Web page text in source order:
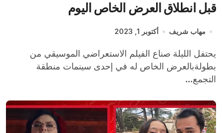
قبل انطلاق العرض الخاص اليوم
مهاب شريف أكتوبر 1, 2023
يحتفل الليلة صناع الفيلم الاستعراضي الموسيقي من
بطولةبالعرض الخاص له في إحدى سينمات منطقة
التجمع...